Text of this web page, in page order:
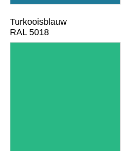
Turkooisblauw
RAL 5018